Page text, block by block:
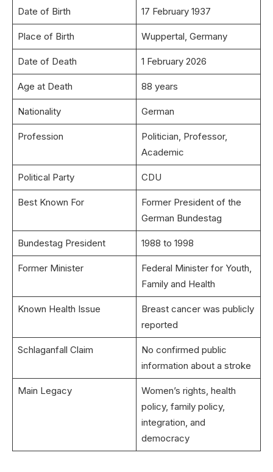
Date of Birth 17 February 1937
Place of Birth Wuppertal, Germany
Date of Death 1 February 2026
Age at Death 88 years
Nationality German
Profession
Politician, Professor,
Academic
Political Party CDU
Best Known For
Former President of the
German Bundestag
Bundestag President 1988 to 1998
Former Minister
Federal Minister for Youth,
Family and Health
Known Health Issue
Breast cancer was publicly
reported
Schlaganfall Claim
No confirmed public
information about a stroke
Main Legacy
Women’s rights, health
policy, family policy,
integration, and
democracy